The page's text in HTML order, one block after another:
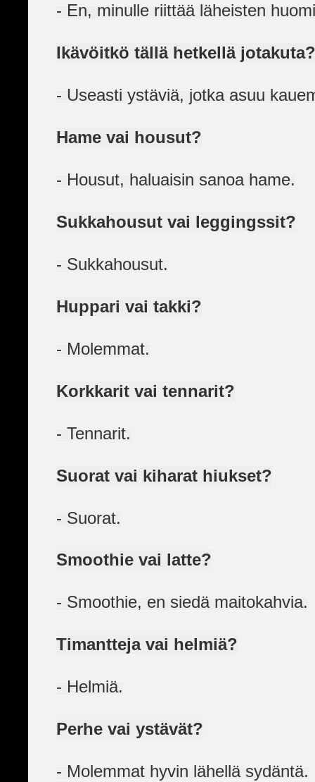
- En, minulle riittää läheisten
Ikävöitkö tällä hetkellä jotakuta?
- Useasti ystäviä, jotka asuu
Hame vai housut?
- Housut, haluaisin sanoa hame.
Sukkahousut vai leggingssit?
- Sukkahousut.
Huppari vai takki?
- Molemmat.
Korkkarit vai tennarit?
- Tennarit.
Suorat vai kiharat hiukset?
- Suorat.
Smoothie vai latte?
- Smoothie, en siedä maitokahvia.
Timantteja vai helmiä?
- Helmiä.
Perhe vai ystävät?
- Molemmat hyvin lähellä sydäntä.